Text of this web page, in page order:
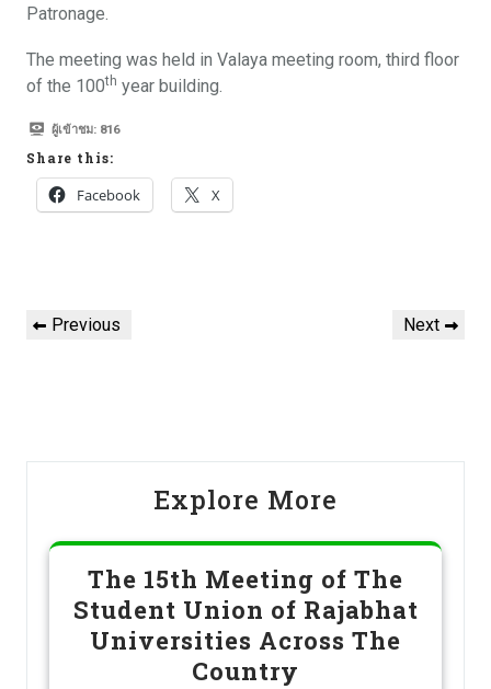
Patronage.
The meeting was held in Valaya meeting room, third floor
of the 100th year building.
ผู้เข้าชม: 816
Share this:
Facebook X
Previous Next
Explore More
The 15th Meeting of The
Student Union of Rajabhat
Universities Across The
Country